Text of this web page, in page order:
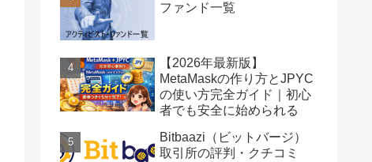
ファンド一覧
【2026年最新版】
MetaMaskの作り方とJPYC
の使い方完全ガイド｜初心
者でも安全に始められる
Bitbaazi（ビットバージ）
取引所の評判・クチコミ